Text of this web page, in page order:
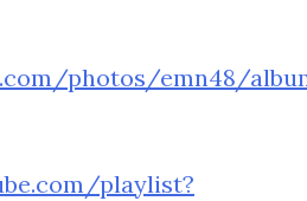
photos/emn48/
playlist?